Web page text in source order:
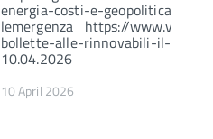
energia-costi-e-geopolitica-le-
lemergenza https://
bollette-alle-rinnovabili-il-
10.04.2026
10 April 2026